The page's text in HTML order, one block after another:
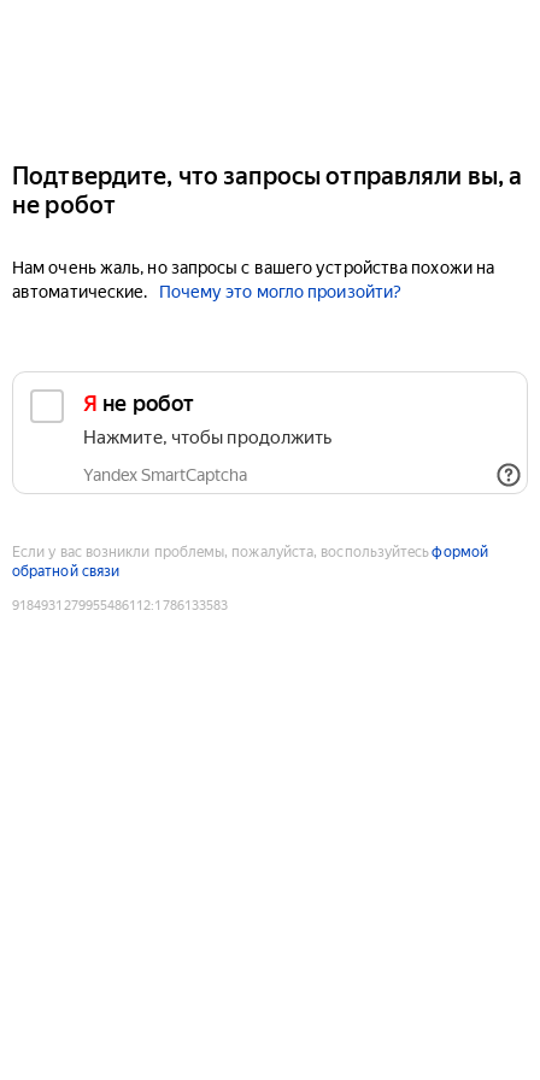
Подтвердите, что запросы отправляли вы, а
не робот
Нам очень жаль, но запросы с вашего устройства похожи на
автоматические.
Почему это могло произойти?
Я не робот
Нажмите, чтобы продолжить
Yandex SmartCaptcha
Если у вас возникли проблемы, пожалуйста, воспользуйтесьформой
обратной связи
9184931279955486112:1786133583